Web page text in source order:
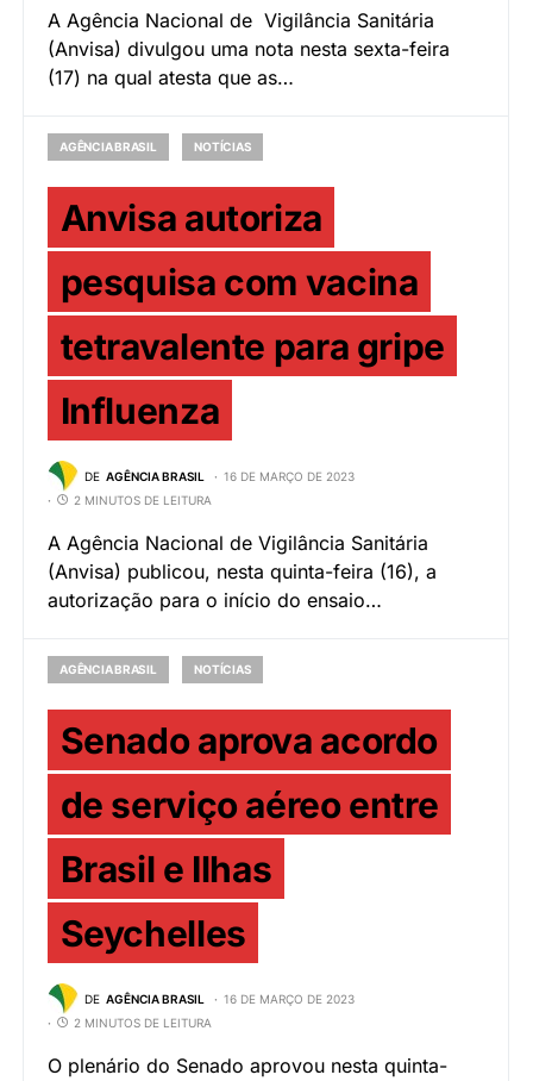
A Agência Nacional de Vigilância Sanitária
(Anvisa) divulgou uma nota nesta sexta-feira
(17) na qual atesta que as…
AGÊNCIA BRASIL NOTÍCIAS
Anvisa autoriza
pesquisa com vacina
tetravalente para gripe
Influenza
DE AGÊNCIA BRASIL
16 DE MARÇO DE 2023
2 MINUTOS DE LEITURA
A Agência Nacional de Vigilância Sanitária
(Anvisa) publicou, nesta quinta-feira (16), a
autorização para o início do ensaio…
AGÊNCIA BRASIL NOTÍCIAS
Senado aprova acordo
de serviço aéreo entre
Brasil e Ilhas
Seychelles
DE AGÊNCIA BRASIL
16 DE MARÇO DE 2023
2 MINUTOS DE LEITURA
O plenário do Senado aprovou nesta quinta-